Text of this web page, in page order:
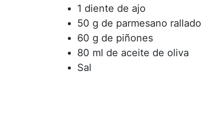
1 diente de ajo
50 g de parmesano rallado
60 g de piñones
80 ml de aceite de oliva
Sal